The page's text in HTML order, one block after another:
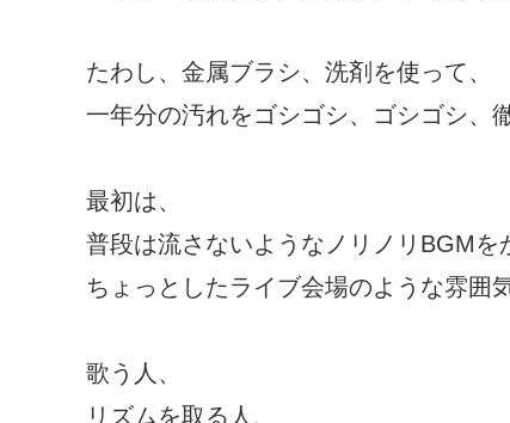
たわし、金属ブラシ、洗剤を使って、
一年分の汚れをゴシゴシ、ゴシゴシ、
最初は、
普段は流さないようなノリノリBGMを
ちょっとしたライブ会場のような雰囲
歌う人、
リズムを取る人、